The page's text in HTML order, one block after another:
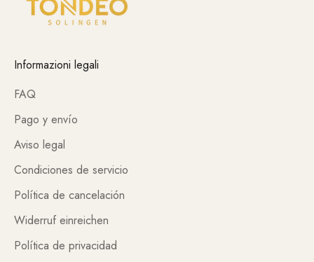
Informazioni legali
FAQ
Pago y envío
Aviso legal
Condiciones de servicio
Política de cancelación
Widerruf einreichen
Política de privacidad